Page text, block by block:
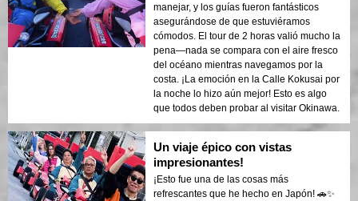
manejar, y los guías fueron fantásticos
asegurándose de que estuviéramos
cómodos. El tour de 2 horas valió mucho la
pena—nada se compara con el aire fresco
del océano mientras navegamos por la
costa. ¡La emoción en la Calle Kokusai por
la noche lo hizo aún mejor! Esto es algo
que todos deben probar al visitar Okinawa.
Un viaje épico con vistas
impresionantes!
¡Esto fue una de las cosas más
refrescantes que he hecho en Japón! 🚗✨